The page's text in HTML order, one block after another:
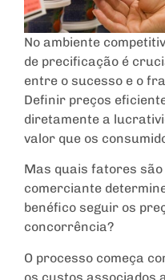
No ambiente
de precificação é
entre o sucesso e o
Definir preços
diretamente a
valor que os
Mas quais fatores
comerciante
benéfico seguir os
concorrência?
O processo começa
os custos associados